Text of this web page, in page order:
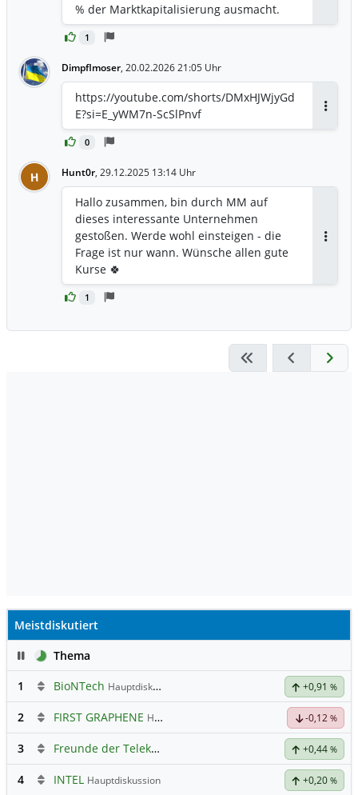
1
% der Marktkapitalisierung ausmacht.
Dimpflmoser, 20.02.2026 21:05 Uhr
0
https://youtube.com/shorts/DMxHJWjyGd
E?si=E_yWM7n-ScSlPnvf
H Hunt0r, 29.12.2025 13:14 Uhr
1
Hallo zusammen, bin durch MM auf
dieses interessante Unternehmen
gestoßen. Werde wohl einsteigen - die
Frage ist nur wann. Wünsche allen gute
Kurse 🍀
Meistdiskutiert
PauseThema
1
BioNTech Hauptdiskussion +0,91 %
2 FIRST GRAPHENE Hauptdiskussion -0,12 %
3 Freunde der Telekom +0,44 %
4 INTEL Hauptdiskussion +0,20 %